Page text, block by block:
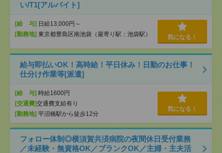
い/T1[アルバイト]
[給 与] 日給13,000円～
[勤務地] 東京都豊島区南池袋（最寄り駅：池袋駅） 気になる！
給与即払いOK！高時給！平日休み！日勤のお仕事！
仕分け作業等[派遣]
[給 与] 時給1600円
[交通費]交通費支給有り
[勤務地] 平沼橋駅から徒歩12分
気になる！
フォロー体制◎横須賀共済病院の夜間休日受付業務
／未経験・無資格OK／ブランクOK／主婦・主夫活